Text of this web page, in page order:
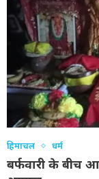
हिमाचल धर्म
बर्फवारी के बीच